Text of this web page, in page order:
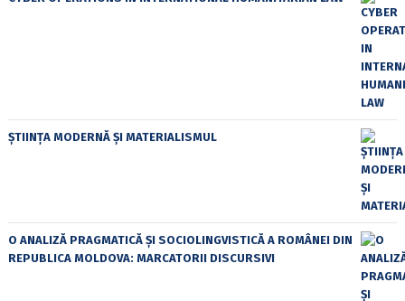
ȘTIINȚA MODERNĂ ȘI MATERIALISMUL
O ANALIZĂ PRAGMATICĂ ȘI SOCIOLINGVISTICĂ A ROMÂNEI DIN
REPUBLICA MOLDOVA: MARCATORII DISCURSIVI